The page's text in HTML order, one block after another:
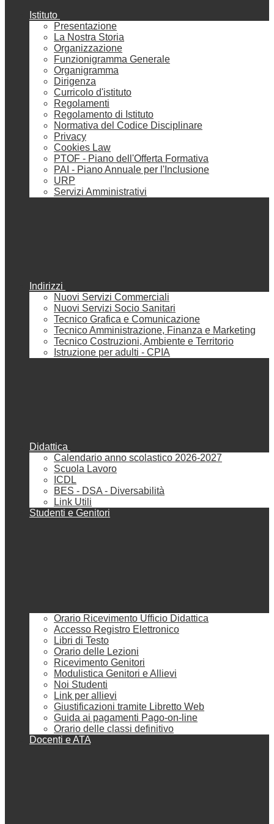
Istituto
Presentazione
La Nostra Storia
Organizzazione
Funzionigramma Generale
Organigramma
Dirigenza
Curricolo d'istituto
Regolamenti
Regolamento di Istituto
Normativa del Codice Disciplinare
Privacy
Cookies Law
PTOF - Piano dell'Offerta Formativa
PAI - Piano Annuale per l'Inclusione
URP
Servizi Amministrativi
Indirizzi
Nuovi Servizi Commerciali
Nuovi Servizi Socio Sanitari
Tecnico Grafica e Comunicazione
Tecnico Amministrazione, Finanza e Marketing
Tecnico Costruzioni, Ambiente e Territorio
Istruzione per adulti - CPIA
Didattica
Calendario anno scolastico 2026-2027
Scuola Lavoro
ICDL
BES - DSA - Diversabilità
Link Utili
Studenti e Genitori
Orario Ricevimento Ufficio Didattica
Accesso Registro Elettronico
Libri di Testo
Orario delle Lezioni
Ricevimento Genitori
Modulistica Genitori e Allievi
Noi Studenti
Link per allievi
Giustificazioni tramite Libretto Web
Guida ai pagamenti Pago-on-line
Orario delle classi definitivo
Docenti e ATA